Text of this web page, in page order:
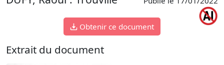
Obtenir ce document
Extrait du document